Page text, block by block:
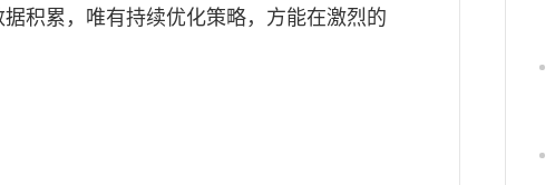
积累，唯有持续优化策略，方能在激烈的